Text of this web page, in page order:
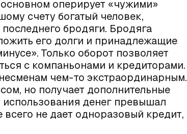
оперирует «чужими»
счету богатый человек,
бродяги. Бродяга
его долги и принадлежащие
Только оборот позволяет
с компаньонами и кредиторами.
чем-то экстраординарным.
но получает дополнительные
использования денег превышал
не дает одноразовый кредит,